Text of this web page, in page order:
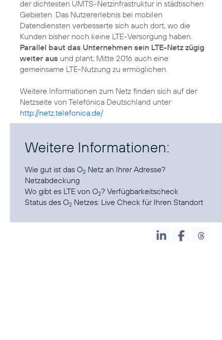
der dichtesten UMTS-Netzinfrastruktur in städtischen
Gebieten. Das Nutzererlebnis bei mobilen
Datendiensten verbesserte sich auch dort, wo die
Kunden bisher noch keine LTE-Versorgung haben.
Parallel baut das Unternehmen sein LTE-Netz zügig
weiter aus und plant, Mitte 2016 auch eine
gemeinsame LTE-Nutzung zu ermöglichen.
Weitere Informationen zum Netz finden sich auf der
Netzseite von Telefónica Deutschland unter
http://netz.telefonica.de/
Weitere Informationen:
Wie gut ist das O2 Netz an Ihrer Adresse?
Netzabdeckung
Wo gibt es LTE von O2? Verfügbarkeitscheck
Status des O2 Netzes: Live Check für Ihren Standort